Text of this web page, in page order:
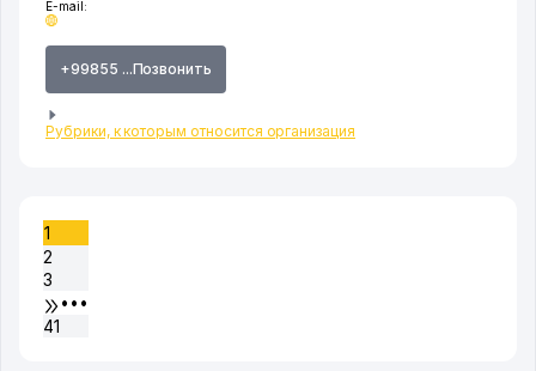
E-mail:
+99855 ...Позвонить
Рубрики, к которым относится организация
1
2
3
•••
41